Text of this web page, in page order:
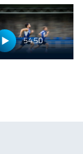
54:50